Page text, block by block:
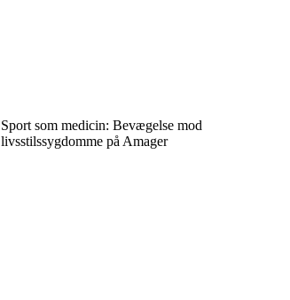
Sport som medicin: Bevægelse mod
livsstilssygdomme på Amager